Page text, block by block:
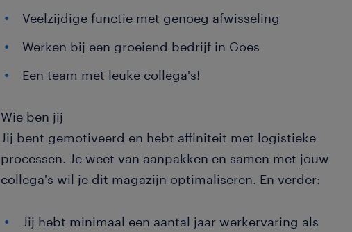
Veelzijdige functie met genoeg afwisseling
Werken bij een groeiend bedrijf in Goes
Een team met leuke collega's!
Wie ben jij
Jij bent gemotiveerd en hebt affiniteit met logistieke
processen. Je weet van aanpakken en samen met jouw
collega's wil je dit magazijn optimaliseren. En verder:
Jij hebt minimaal een aantal jaar werkervaring als